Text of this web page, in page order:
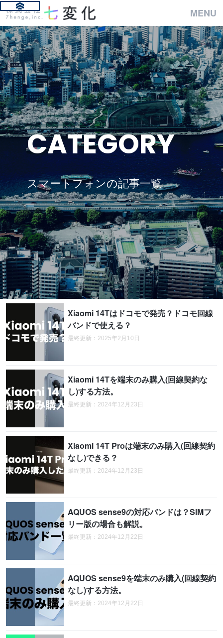
MENU
CATEGORY
スマートフォンの記事一覧
Xiaomi 14Tはドコモで発売？ドコモ回線
バンドで使える？
最終更新：2025年2月10日
Xiaomi 14Tを端末のみ購入(回線契約な
し)する方法。
最終更新：2024年12月23日
Xiaomi 14T Proは端末のみ購入(回線契約
なし)できる？
最終更新：2024年12月23日
AQUOS sense9の対応バンドは？SIMフ
リー版の場合も解説。
最終更新：2024年12月22日
AQUOS sense9を端末のみ購入(回線契約
なし)する方法。
最終更新：2024年12月22日